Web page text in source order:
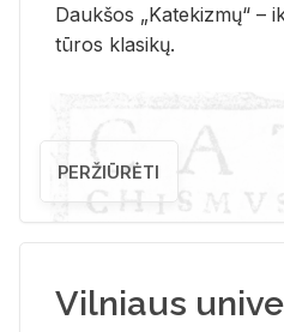
Dauk­šos „Ka­te­kiz­mų“ –
tū­ros kla­si­kų.
PERŽIŪRĖTI
Vilniaus